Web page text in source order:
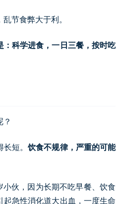
节食弊大于利。
：科学进食，一日三餐，按时吃
长短。饮食不规律，严重的可能
伙，因为长期不吃早餐、饮食
急性消化道大出血，一度生命